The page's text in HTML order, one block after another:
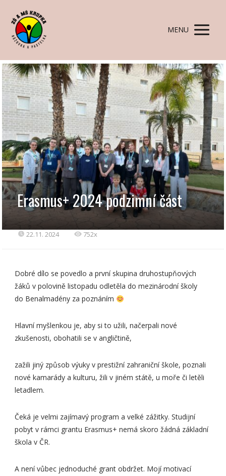
MENU
Erasmus+ 2024 podzimní část
22.11. 2024 752x
Dobré dílo se povedlo a první skupina druhostupňových
žáků v polovině listopadu odletěla do mezinárodní školy
do Benalmadény za poznáním
Hlavní myšlenkou je, aby si to užili, načerpali nové
zkušenosti, obohatili se v angličtině,
zažili jiný způsob výuky v prestižní zahraniční škole, poznali
nové kamarády a kulturu, žili v jiném státě, u moře či letěli
letadlem.
Čeká je velmi zajímavý program a velké zážitky. Studijní
pobyt v rámci grantu Erasmus+ nemá skoro žádná základní
škola v ČR.
A není vůbec jednoduché grant obdržet. Mojí motivací